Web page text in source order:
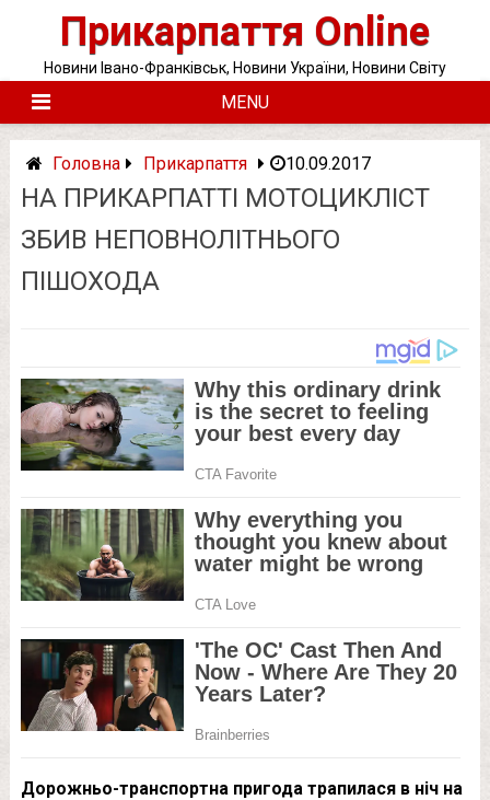
Прикарпаття Online
Новини Івано-Франківськ, Новини України, Новини Світу
MENU
Головна Прикарпаття 10.09.2017
НА ПРИКАРПАТТІ МОТОЦИКЛІСТ
ЗБИВ НЕПОВНОЛІТНЬОГО
ПІШОХОДА
Дорожньо-транспортна пригода трапилася в ніч на